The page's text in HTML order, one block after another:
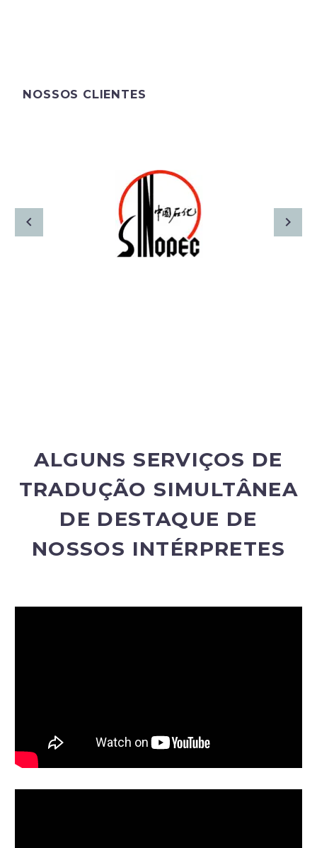
NOSSOS CLIENTES
ALGUNS SERVIÇOS DE
TRADUÇÃO SIMULTÂNEA
DE DESTAQUE DE
NOSSOS INTÉRPRETES